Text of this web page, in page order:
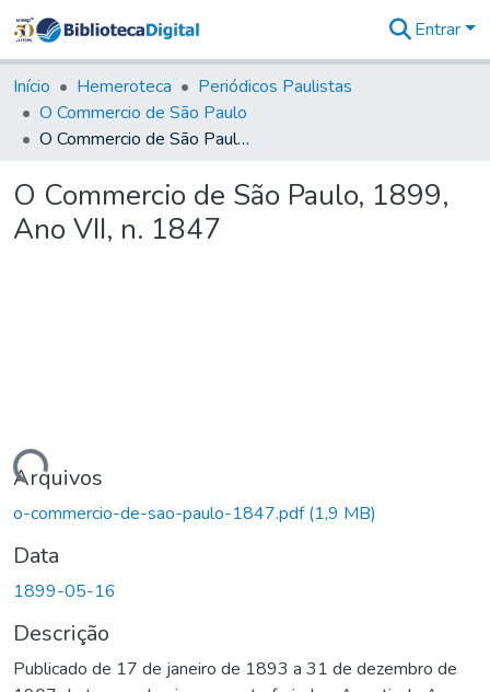
&
Coleções
Tudo na
Biblioteca
Estatísticas
Entrar
Início Hemeroteca
Periódicos Paulistas
O Commercio de São Paulo
O Commercio de São Paulo, 1899, Ano VII, n. 1847
O Commercio de São Paulo, 1899,
Ano VII, n. 1847
Arquivos
o-commercio-de-sao-paulo-1847.pdf(1,9 MB)
Data
1899-05-16
Descrição
Publicado de 17 de janeiro de 1893 a 31 de dezembro de